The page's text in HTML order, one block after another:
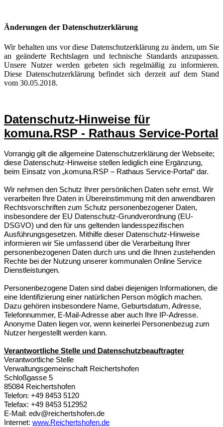
Änderungen der Datenschutzerklärung
Wir behalten uns vor diese Datenschutzerklärung zu ändern, um Sie
an geänderte Rechtslagen und technische Standards anzupassen.
Unsere Nutzer werden gebeten sich regelmäßig zu informieren.
Diese Datenschutzerklärung befindet sich derzeit auf dem Stand
vom 30.05.2018.
Datenschutz-Hinweise für
komuna.RSP - Rathaus Service-Portal
Vorrangig gilt die allgemeine Datenschutzerklärung der Webseite;
diese Datenschutz-Hinweise stellen lediglich eine Ergänzung,
beim Einsatz von „komuna.RSP – Rathaus Service-Portal“ dar.
Wir nehmen den Schutz Ihrer persönlichen Daten sehr ernst. Wir
verarbeiten Ihre Daten in Übereinstimmung mit den anwendbaren
Rechtsvorschriften zum Schutz personenbezogener Daten,
insbesondere der EU Datenschutz-Grundverordnung (EU-
DSGVO) und den für uns geltenden landesspezifischen
Ausführungsgesetzen. Mithilfe dieser Datenschutz-Hinweise
informieren wir Sie umfassend über die Verarbeitung Ihrer
personenbezogenen Daten durch uns und die Ihnen zustehenden
Rechte bei der Nutzung unserer kommunalen Online Service
Dienstleistungen.
Personenbezogene Daten sind dabei diejenigen Informationen, die
eine Identifizierung einer natürlichen Person möglich machen.
Dazu gehören insbesondere Name, Geburtsdatum, Adresse,
Telefonnummer, E-Mail-Adresse aber auch Ihre IP-Adresse.
Anonyme Daten liegen vor, wenn keinerlei Personenbezug zum
Nutzer hergestellt werden kann.
Verantwortliche Stelle und Datenschutzbeauftragter
Verantwortliche Stelle
Verwaltungsgemeinschaft Reichertshofen
Schloßgasse 5
85084 Reichertshofen
Telefon: +49 8453 5120
Telefax: +49 8453 512952
E-Mail: edv@reichertshofen.de
Internet: www.Reichertshofen.de